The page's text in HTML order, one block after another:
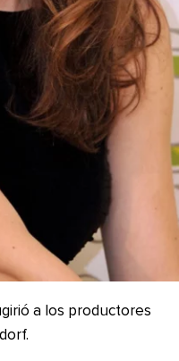
a los productores